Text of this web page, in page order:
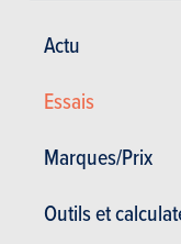
Actu
Essais
Marques/Prix
Outils et
abondante de
central de 15,5
le conducteur et qu'il
simultanément.